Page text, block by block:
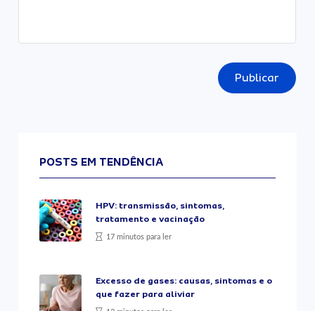
Publicar
POSTS EM TENDÊNCIA
HPV: transmissão, sintomas,
tratamento e vacinação
17 minutos para ler
Excesso de gases: causas, sintomas e o
que fazer para aliviar